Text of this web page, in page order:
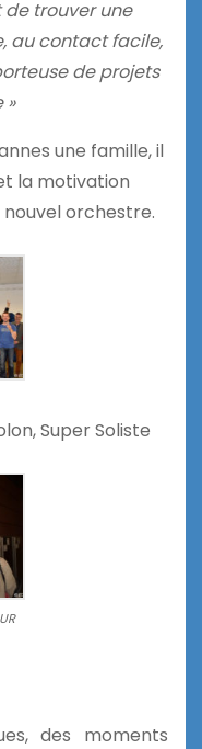
trouver une
au contact facile,
de projets
»
une famille, il
la motivation
orchestre.
Super Soliste
des moments